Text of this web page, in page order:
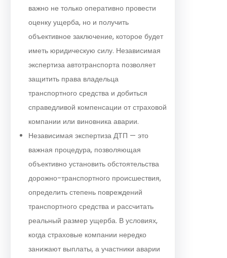
важно не только оперативно провести
оценку ущерба, но и получить
объективное заключение, которое будет
иметь юридическую силу. Независимая
экспертиза автотранспорта позволяет
защитить права владельца
транспортного средства и добиться
справедливой компенсации от страховой
компании или виновника аварии.
Независимая экспертиза ДТП — это
важная процедура, позволяющая
объективно установить обстоятельства
дорожно-транспортного происшествия,
определить степень повреждений
транспортного средства и рассчитать
реальный размер ущерба. В условиях,
когда страховые компании нередко
занижают выплаты, а участники аварии